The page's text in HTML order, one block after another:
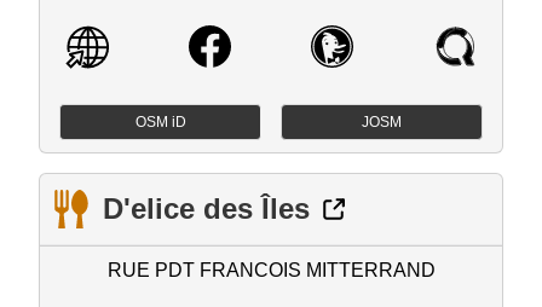
OSM iD JOSM
D'elice des Îles
RUE PDT FRANCOIS MITTERRAND